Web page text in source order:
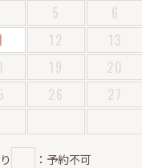
5 6
12 13
19 20
26 27
：予約不可